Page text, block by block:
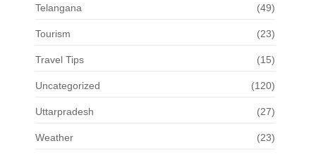
Telangana (49)
Tourism (23)
Travel Tips (15)
Uncategorized (120)
Uttarpradesh (27)
Weather (23)